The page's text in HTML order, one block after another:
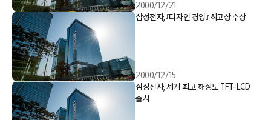
2000/12/21
삼성전자,『디자인 경영』최고상 수상
2000/12/15
삼성전자, 세계 최고 해상도 TFT-LCD
출시